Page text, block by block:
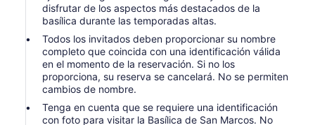
disfrutar de los aspectos más destacados de la
basílica durante las temporadas altas.
Todos los invitados deben proporcionar su nombre
completo que coincida con una identificación válida
en el momento de la reservación. Si no los
proporciona, su reserva se cancelará. No se permiten
cambios de nombre.
Tenga en cuenta que se requiere una identificación
con foto para visitar la Basílica de San Marcos. No